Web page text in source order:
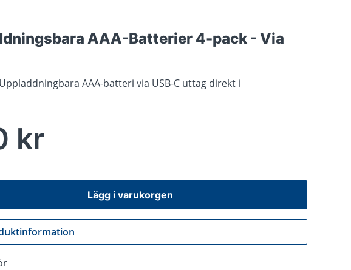
AAA-Batterier 4-pack - Via
AAA-batteri via USB-C uttag direkt i
kr
Lägg i varukorgen